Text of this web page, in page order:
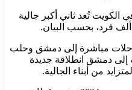
الكويت تُعد ثاني أكبر جالية
مباشرة إلى دمشق وحلب
إلى دمشق انطلاقة جديدة
من أبناء الجالية.